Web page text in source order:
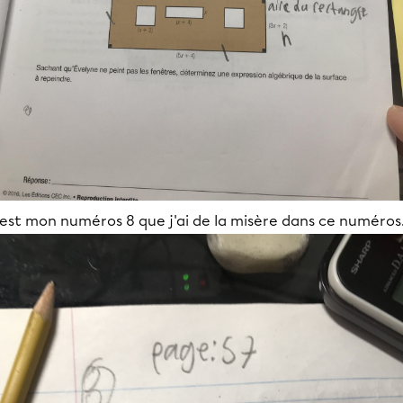
mon numéros 8 que j'ai de la misère dans ce